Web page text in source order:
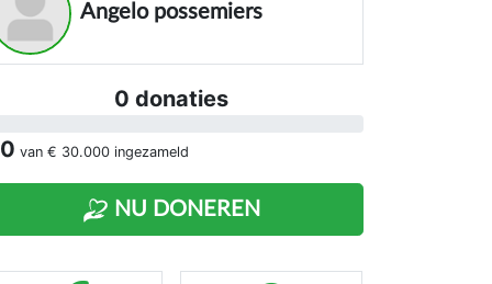
Angelo possemiers
0 donaties
van € 30.000 ingezameld
NU DONEREN